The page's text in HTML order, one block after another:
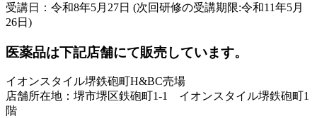
受講日：令和8年5月27日 (次回研修の受講期限:令和11年5月
26日)
医薬品は下記店舗にて販売しています。
イオンスタイル堺鉄砲町H&BC売場
店舗所在地：堺市堺区鉄砲町1-1 イオンスタイル堺鉄砲町1
階